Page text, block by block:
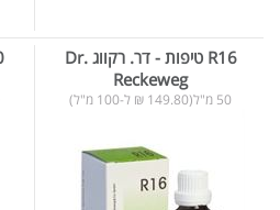
R16 טיפות - דר. רקווג Dr.
Reckeweg
50 מ"ל(149.80 ₪ ל-100 מ"ל)